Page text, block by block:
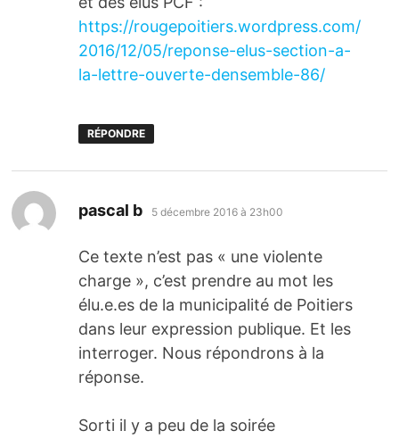
https://rougepoitiers.wordpress.com/
2016/12/05/reponse-elus-section-a-
la-lettre-ouverte-densemble-86/
RÉPONDRE
pascal b dit :
5 décembre 2016 à 23h00
Ce texte n’est pas « une violente
charge », c’est prendre au mot les
élu.e.es de la municipalité de Poitiers
dans leur expression publique. Et les
interroger. Nous répondrons à la
réponse.
Sorti il y a peu de la soirée